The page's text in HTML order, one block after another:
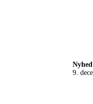
Nyhed
9.